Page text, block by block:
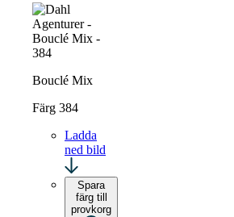
Bouclé Mix
Färg 384
Ladda
ned bild
Spara
färg till
provkorg